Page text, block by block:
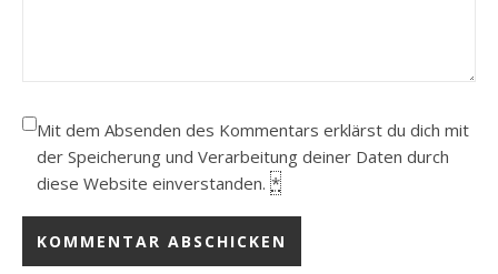
Mit dem Absenden des Kommentars erklärst du dich mit
der Speicherung und Verarbeitung deiner Daten durch
diese Website einverstanden. *